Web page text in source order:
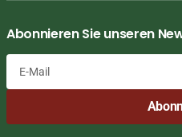
Abonnieren Sie unseren